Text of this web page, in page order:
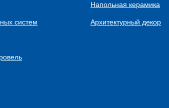
систем
Напольная керамика
Архитектурный декор